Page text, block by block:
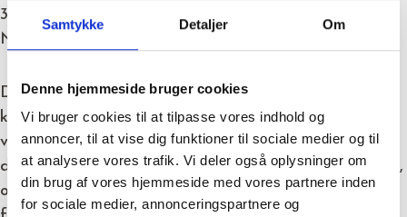
Samtykke Detaljer Om
Denne hjemmeside bruger cookies
Vi bruger cookies til at tilpasse vores indhold og
annoncer, til at vise dig funktioner til sociale medier og til
at analysere vores trafik. Vi deler også oplysninger om
din brug af vores hjemmeside med vores partnere inden
for sociale medier, annonceringspartnere og
30.03.2023 og Kongsvangs nye serviceleder Charlotte
Niemann fyldte 60 år d. 26.03.2023.
De er blevet fejret med en lækker brunchanretning i
kantinen her i Aarhus lavet af den søde Lisbeth. Der
var selvfølgelig også kage, blomster og en gave til
dem begge. Det var en super hyggelig sammenkomst,
og dejligt at se hvor mange kollegaer der kom for at